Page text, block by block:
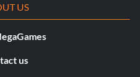
US
us